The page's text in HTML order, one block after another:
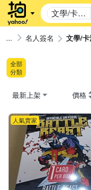
文學/卡漫
作家
名人簽名 文學/
全部
分類
最新上架 價格
人氣賣家